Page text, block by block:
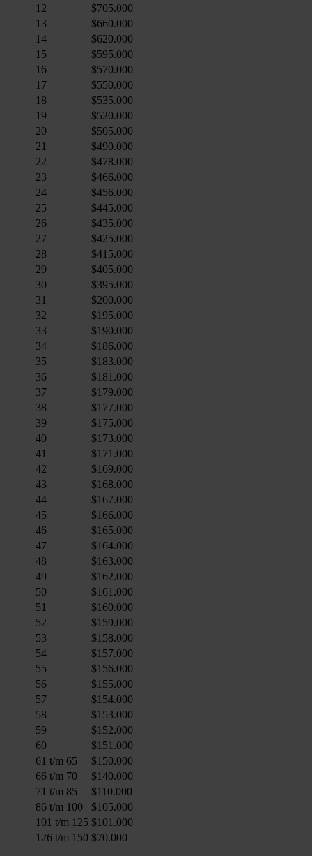
informatie over uw gebruik van onze site met onze
partners voor social media, adverteren en analyse. Deze
partners kunnen deze gegevens combineren met andere
informatie die u aan ze heeft verstrekt of die ze hebben
verzameld op basis van uw gebruik van hun services.
12
$705.000
13
$660.000
14
$620.000
15
$595.000
16
$570.000
17
$550.000
18
$535.000
19
$520.000
20
$505.000
21
$490.000
22
$478.000
23
$466.000
24
$456.000
25
$445.000
26
$435.000
27
$425.000
28
$415.000
29
$405.000
30
$395.000
31
$200.000
32
$195.000
33
$190.000
34
$186.000
35
$183.000
36
$181.000
37
$179.000
38
$177.000
39
$175.000
40
$173.000
41
$171.000
42
$169.000
43
$168.000
44
$167.000
45
$166.000
46
$165.000
47
$164.000
48
$163.000
49
$162.000
50
$161.000
51
$160.000
52
$159.000
53
$158.000
54
$157.000
55
$156.000
56
$155.000
57
$154.000
58
$153.000
59
$152.000
60
$151.000
61 t/m 65
$150.000
66 t/m 70
$140.000
71 t/m 85
$110.000
86 t/m 100
$105.000
101 t/m 125 $101.000
126 t/m 150 $70.000